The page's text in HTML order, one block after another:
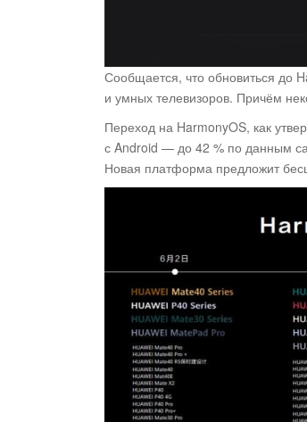
Сообщается, что обновиться до
и умных телевизоров. Причём
Переход на HarmonyOS, как
с Android — до 42 % по данным
Новая платформа предложит